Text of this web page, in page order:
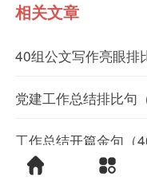
相关文章
40组公文写作亮眼排
党建工作总结排比句
工作总结开篇金句（